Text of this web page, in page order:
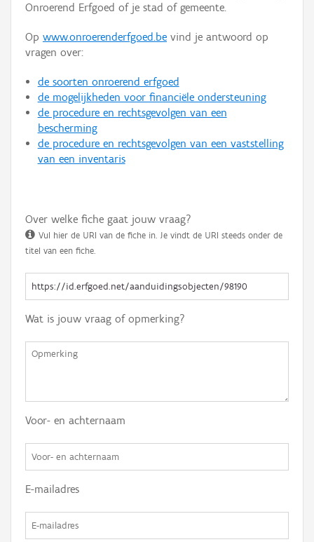
Aanmelden
Onroerend Erfgoed of je stad of gemeente.
Op www.onroerenderfgoed.be vind je antwoord op
vragen over:
de soorten onroerend erfgoed
de mogelijkheden voor financiële ondersteuning
de procedure en rechtsgevolgen van een
bescherming
de procedure en rechtsgevolgen van een vaststelling
van een inventaris
Over welke fiche gaat jouw vraag?
Vul hier de URI van de fiche in. Je vindt de URI steeds onder de
titel van een fiche.
Wat is jouw vraag of opmerking?
Voor- en achternaam
E-mailadres